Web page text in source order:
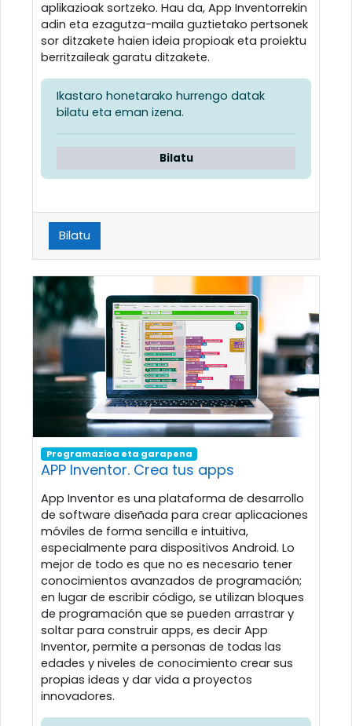
aplikazioak sortzeko. Hau da, App Inventorrekin
adin eta ezagutza-maila guztietako pertsonek
sor ditzakete haien ideia propioak eta proiektu
berritzaileak garatu ditzakete.
Ikastaro honetarako hurrengo datak
bilatu eta eman izena.
Bilatu
Bilatu
Programazioa eta garapena
APP Inventor. Crea tus apps
App Inventor es una plataforma de desarrollo
de software diseñada para crear aplicaciones
móviles de forma sencilla e intuitiva,
especialmente para dispositivos Android. Lo
mejor de todo es que no es necesario tener
conocimientos avanzados de programación;
en lugar de escribir código, se utilizan bloques
de programación que se pueden arrastrar y
soltar para construir apps, es decir App
Inventor, permite a personas de todas las
edades y niveles de conocimiento crear sus
propias ideas y dar vida a proyectos
innovadores.